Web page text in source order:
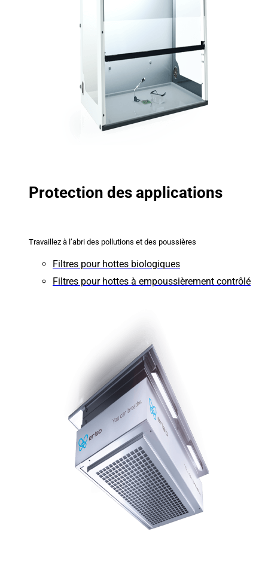
Protection des applications
Travaillez à l’abri des pollutions et des poussières
Filtres pour hottes biologiques
Filtres pour hottes à empoussièrement contrôlé